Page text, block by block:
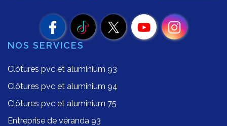
NOS SERVICES
Clôtures pvc et aluminium 93
Clôtures pvc et aluminium 94
Clôtures pvc et aluminium 75
Entreprise de véranda 93